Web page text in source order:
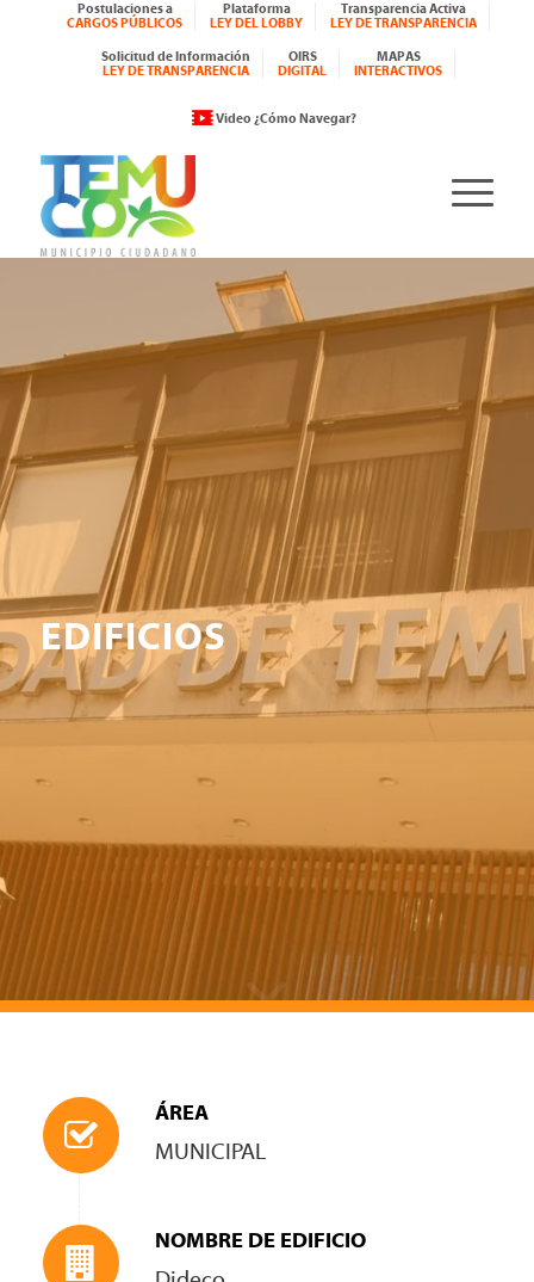
Postulaciones a
CARGOS PÚBLICOS
Plataforma
LEY DEL LOBBY
Transparencia Activa
LEY DE TRANSPARENCIA
Solicitud de Información
LEY DE TRANSPARENCIA
OIRS
DIGITAL
MAPAS
INTERACTIVOS
Video ¿Cómo Navegar?
EDIFICIOS
ÁREA
MUNICIPAL
NOMBRE DE EDIFICIO